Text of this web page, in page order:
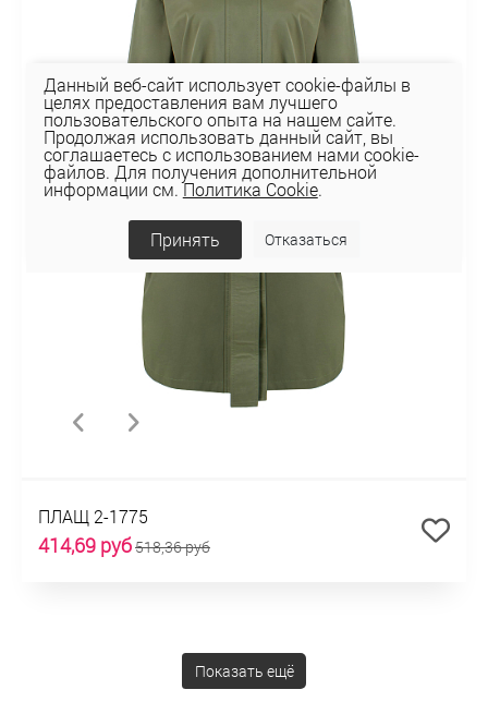
ПЛАЩ 2-1775
414,69 руб518,36 руб
Показать ещё
Данный веб-сайт использует cookie-файлы в
целях предоставления вам лучшего
пользовательского опыта на нашем сайте.
Продолжая использовать данный сайт, вы
соглашаетесь с использованием нами cookie-
файлов. Для получения дополнительной
информации см.Политика Cookie.
Принять Отказаться